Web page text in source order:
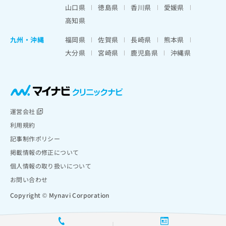
山口県 徳島県 香川県
愛媛県
高知県
九州・沖縄
福岡県 佐賀県 長崎県
熊本県
大分県
宮崎県 鹿児島県 沖縄県
運営会社
利用規約
記事制作ポリシー
掲載情報の修正について
個人情報の取り扱いについて
お問い合わせ
Copyright © Mynavi Corporation